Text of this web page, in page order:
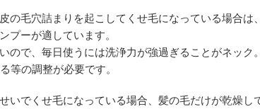
の毛穴詰まりを起こしてくせ毛になっている場合は
プーが適しています。
ので、毎日使うには洗浄力が強過ぎることがネック
等の調整が必要です。
いでくせ毛になっている場合、髪の毛だけが乾燥し